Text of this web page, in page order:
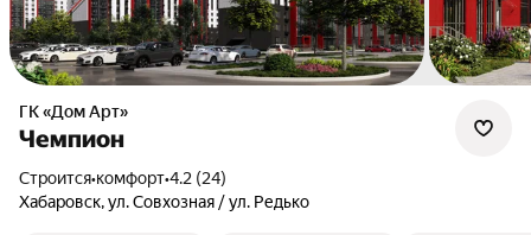
ГК «Дом Арт»
Чемпион
Строится•комфорт•4.2 (24)
Хабаровск, ул. Совхозная / ул. Редько